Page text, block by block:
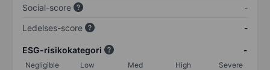
Social-score
-
Ledelses-score
-
ESG-risikokategori -
Negligible Low Med High
Severe